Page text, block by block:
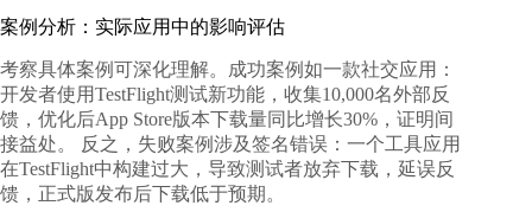
案例分析：实际应用中的影响评估
考察具体案例可深化理解。成功案例如一款社交应用：
开发者使用TestFlight测试新功能，收集10,000名外部反
馈，优化后App Store版本下载量同比增长30%，证明间
接益处。 反之，失败案例涉及签名错误：一个工具应用
在TestFlight中构建过大，导致测试者放弃下载，延误反
馈，正式版发布后下载低于预期。